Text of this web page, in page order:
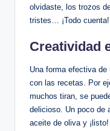
olvidaste, los trozos
tristes… ¡Todo cuenta!
Creatividad
Una forma efectiva
con las recetas. Por
muchos tiran, se
delicioso. Un poco de
aceite de oliva y